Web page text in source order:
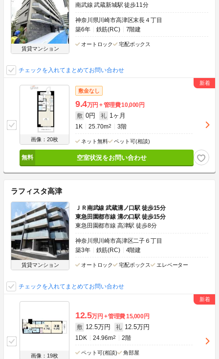
賃貸マンション
南武線 武蔵新城駅 徒歩11分
神奈川県川崎市高津区末長４丁目
築6年
鉄筋(RC) 7階建
オートロック 宅配ボックス
チェックを入れてまとめてお問い合わせ
画像：20枚
敷金なし
9.4万円 管理費10,000円
敷 0円 礼 1ヶ月
1K 25.70m2 3階
ネット無料 ペット可(相談)
空室状況をお問い合わせ
ラフィスタ高津
賃貸マンション
ＪＲ南武線 武蔵溝ノ口駅 徒歩15分
東急田園都市線 溝の口駅 徒歩15分
東急田園都市線 高津駅 徒歩8分
神奈川県川崎市高津区二子６丁目
築3年
鉄筋(RC) 4階建
オートロック 宅配ボックス エレベーター
チェックを入れてまとめてお問い合わせ
画像：19枚
12.5万円 管理費15,000円
敷 12.5万円 礼 12.5万円
1DK 24.96m2 2階
ペット可(相談) 角部屋